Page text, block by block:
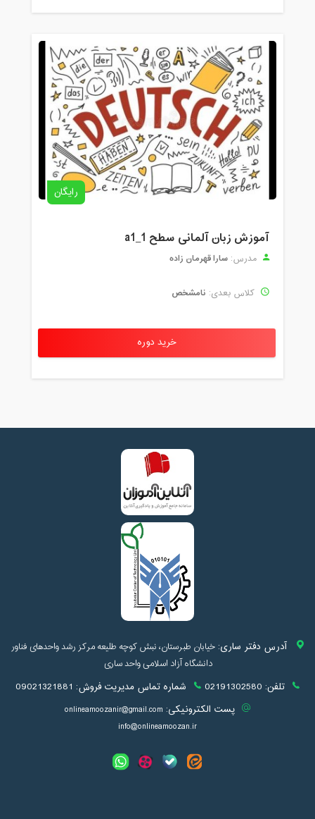
رایگان
آموزش زبان آلمانی سطح a1_1
مدرس: سارا قهرمان زاده
کلاس بعدی: نامشخص
خرید دوره
آدرس دفتر ساری:خیابان طبرستان، نبش کوچه طلیعه مرکز رشد واحدهای فناور
دانشگاه آزاد اسلامی واحد ساری
تلفن: 02191302580 شماره تماس مدیریت فروش: 09021321881
پست الکترونیکی: onlineamoozanir@gmail.com
info@onlineamoozan.ir